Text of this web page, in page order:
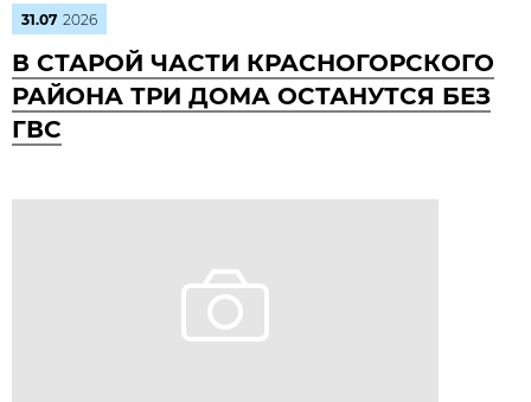
31.07 2026
В СТАРОЙ ЧАСТИ КРАСНОГОРСКОГО
РАЙОНА ТРИ ДОМА ОСТАНУТСЯ БЕЗ
ГВС